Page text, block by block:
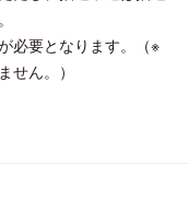
必要となります。（※
せん。）